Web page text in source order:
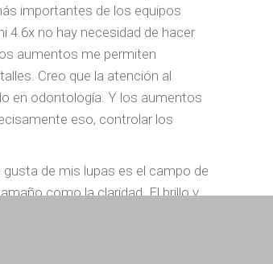
importantes de los equipos
4.6x no hay necesidad de hacer
aumentos me permiten
Creo que la atención al
en odontología. Y los aumentos
eso, controlar los
de mis lupas es el campo de
como la claridad. El brillo y